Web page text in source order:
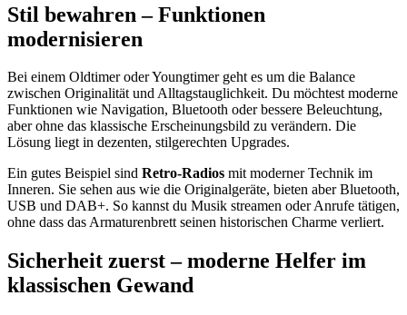
Stil bewahren – Funktionen
modernisieren
Bei einem Oldtimer oder Youngtimer geht es um die Balance
zwischen Originalität und Alltagstauglichkeit. Du möchtest moderne
Funktionen wie Navigation, Bluetooth oder bessere Beleuchtung,
aber ohne das klassische Erscheinungsbild zu verändern. Die
Lösung liegt in dezenten, stilgerechten Upgrades.
Ein gutes Beispiel sind Retro-Radios mit moderner Technik im
Inneren. Sie sehen aus wie die Originalgeräte, bieten aber Bluetooth,
USB und DAB+. So kannst du Musik streamen oder Anrufe tätigen,
ohne dass das Armaturenbrett seinen historischen Charme verliert.
Sicherheit zuerst – moderne Helfer im
klassischen Gewand